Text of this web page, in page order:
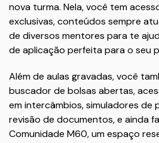
nova turma. Nela, você tem
exclusivas, conteúdos sempre
de diversos mentores para te
de aplicação perfeita para o seu
Além de aulas gravadas, você
buscador de bolsas abertas,
em intercâmbios, simuladores de
revisão de documentos, e ainda
Comunidade M60, um espaço